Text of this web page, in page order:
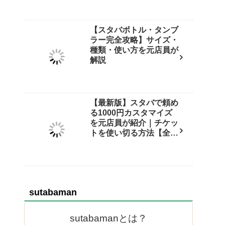
【スタバボトル・タンブ
ラー完全攻略】サイズ・
種類・使い方を元店員が
解説
【最新版】スタバで頼め
る1000円カスタマイズ
を元店員が紹介｜チケッ
トを使い切る方法【全25
sutabaman
sutabamanとは？